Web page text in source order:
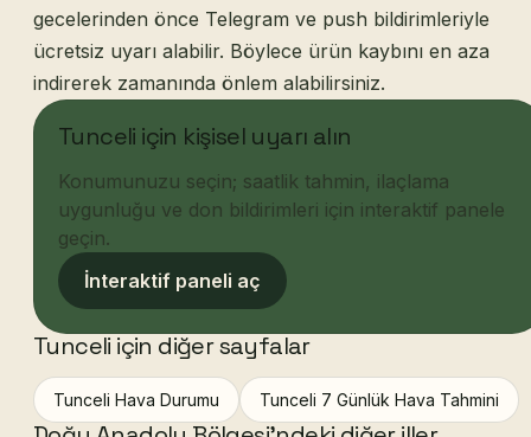
gecelerinden önce Telegram ve push bildirimleriyle
ücretsiz uyarı alabilir. Böylece ürün kaybını en aza
indirerek zamanında önlem alabilirsiniz.
Tunceli için kişisel uyarı alın
Konumunuzu seçin; saatlik tahmin, ilaçlama
uygunluğu ve don bildirimleri için interaktif panele
geçin.
İnteraktif paneli aç
Tunceli için diğer sayfalar
Tunceli Hava Durumu Tunceli 7 Günlük Hava Tahmini